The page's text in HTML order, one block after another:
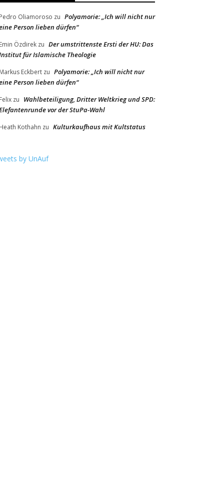
Oliamoroso zu Polyamorie: „Ich will nicht nur
Person lieben dürfen“
Özdirek zu Der umstrittenste Ersti der HU: Das
für Islamische Theologie
Eckbert zu Polyamorie: „Ich will nicht nur
Person lieben dürfen“
zu Wahlbeteiligung, Dritter Weltkrieg und SPD:
vor der StuPa-Wahl
Kothahn zu Kulturkaufhaus mit Kultstatus
by UnAuf